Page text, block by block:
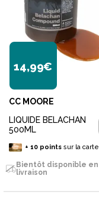
14,99€
CC MOORE
LIQUIDE BELACHAN
500ML
+ 10pointssur la carte
Bientôt disponible en
livraison